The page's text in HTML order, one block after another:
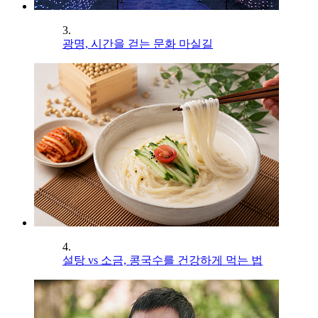
3.
광명, 시간을 걷는 문화 마실길
4.
설탕 vs 소금, 콩국수를 건강하게 먹는 법